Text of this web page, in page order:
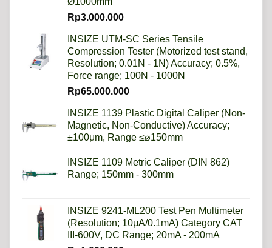
Rp3.000.000
INSIZE UTM-SC Series Tensile
Compression Tester (Motorized test stand,
Resolution; 0.01N - 1N) Accuracy; 0.5%,
Force range; 100N - 1000N
Rp65.000.000
INSIZE 1139 Plastic Digital Caliper (Non-
Magnetic, Non-Conductive) Accuracy;
±100μm, Range ≤⌀150mm
INSIZE 1109 Metric Caliper (DIN 862)
Range; 150mm - 300mm
INSIZE 9241-ML200 Test Pen Multimeter
(Resolution; 10μA/0.1mA) Category CAT
III-600V, DC Range; 20mA - 200mA